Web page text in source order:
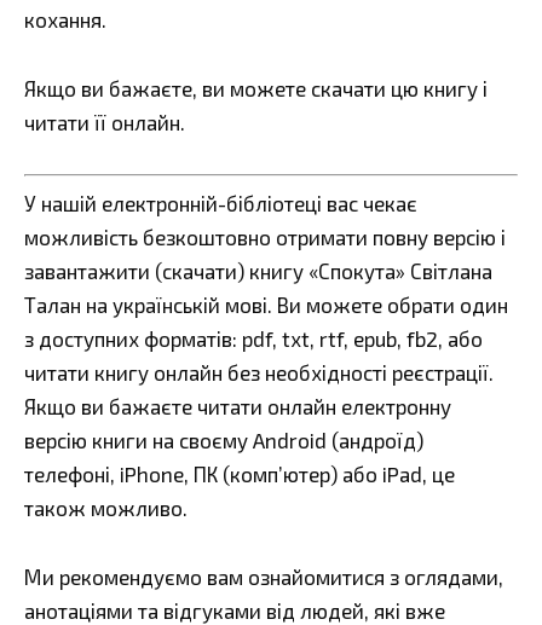
кохання.
Якщо ви бажаєте, ви можете скачати цю книгу і
читати її онлайн.
У нашій електронній-бібліотеці вас чекає
можливість безкоштовно отримати повну версію і
завантажити (скачати) книгу «Спокута» Світлана
Талан на українській мові. Ви можете обрати один
з доступних форматів: pdf, txt, rtf, epub, fb2, або
читати книгу онлайн без необхідності реєстрації.
Якщо ви бажаєте читати онлайн електронну
версію книги на своєму Android (андроїд)
телефоні, iPhone, ПК (комп’ютер) або iPad, це
також можливо.
Ми рекомендуємо вам ознайомитися з оглядами,
анотаціями та відгуками від людей, які вже